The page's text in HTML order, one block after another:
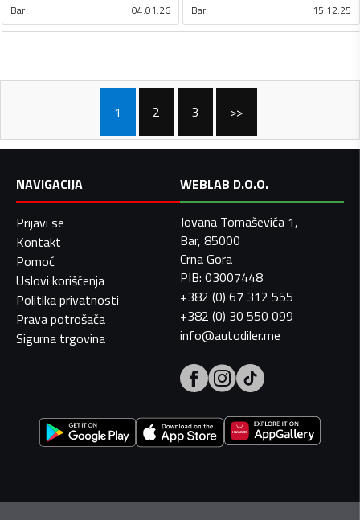
Bar 04.01.26 Bar 15.12.25
1 2 3 >>
NAVIGACIJA
Prijavi se
Kontakt
Pomoć
Uslovi korišćenja
Politika privatnosti
Prava potrošača
Sigurna trgovina
WEBLAB D.O.O.
Jovana Tomaševića 1,
Bar, 85000
Crna Gora
PIB: 03007448
+382 (0) 67 312 555
+382 (0) 30 550 099
info@autodiler.me